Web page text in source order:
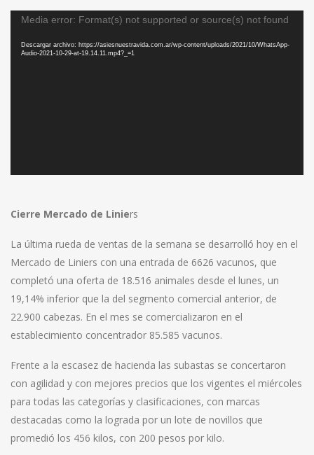
Reproductor
vídeo
Media error: Format(s) not supported or source(s) not found
Descargar archivo: https://asiesnuestravida.com.ar/wp-content/uploads/2021/10/WhatsApp-
Audio-2021-10-29-at-19.14.11.mp4?_=1
Cierre Mercado de Liniers
La última rueda de ventas de la semana se desarrolló hoy en el
Mercado de Liniers con una entrada de 6626 vacunos, que
completó una oferta de 18.516 animales desde el lunes, un
19,14% inferior que la del segmento comercial anterior, de
22.900 cabezas. En el mes se comercializaron en el
establecimiento concentrador 85.585 vacunos.
Frente a la escasez de hacienda las subastas se concertaron
con agilidad y con mejores precios que los vigentes el miércoles
para todas las categorías y clasificaciones, con marcas
destacadas como la lograda por un lote de novillos que
promedió los 456 kilos, con 200 pesos por kilo.